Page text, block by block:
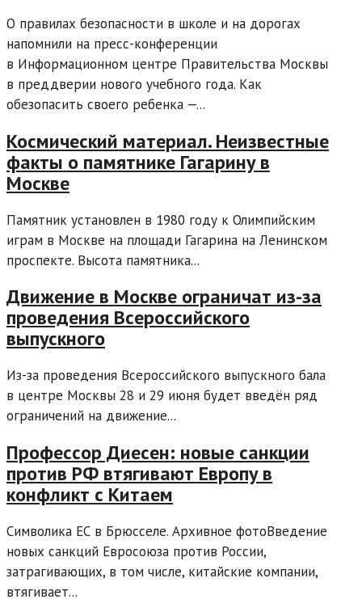
О правилах безопасности в школе и на дорогах
напомнили на пресс-конференции
в Информационном центре Правительства Москвы
в преддверии нового учебного года. Как
обезопасить своего ребенка —...
Космический материал. Неизвестные
факты о памятнике Гагарину в
Москве
Памятник установлен в 1980 году к Олимпийским
играм в Москве на площади Гагарина на Ленинском
проспекте. Высота памятника...
Движение в Москве ограничат из-за
проведения Всероссийского
выпускного
Из-за проведения Всероссийского выпускного бала
в центре Москвы 28 и 29 июня будет введён ряд
ограничений на движение...
Профессор Диесен: новые санкции
против РФ втягивают Европу в
конфликт с Китаем
Символика ЕС в Брюсселе. Архивное фотоВведение
новых санкций Евросоюза против России,
затрагивающих, в том числе, китайские компании,
втягивает...